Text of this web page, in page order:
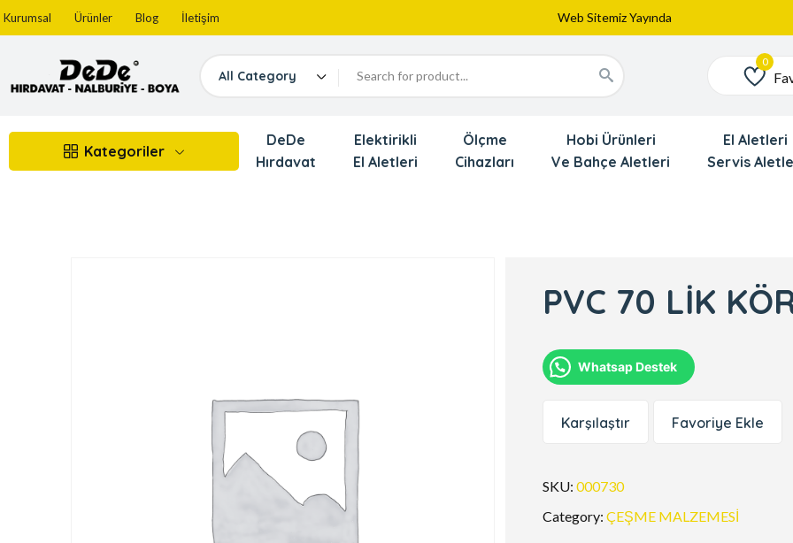
Kurumsal Ürünler Blog İletişim
Web Sitemiz Yayında
Yeni Eklenen Ürünlerimizi İnceledinizmi ?
All Category Favoriler
Kategoriler
DeDe
Hırdavat
Elektirikli
El Aletleri
Ölçme
Cihazları
Hobi Ürünleri
Ve Bahçe Aletleri
El Aletleri
Servis
PVC 70 LİK
Whatsap Destek
Karşılaştır Favoriye Ekle
SKU:000730
Category:ÇEŞME MALZEMESİ